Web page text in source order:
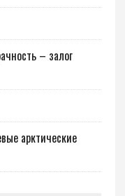
– залог
арктические